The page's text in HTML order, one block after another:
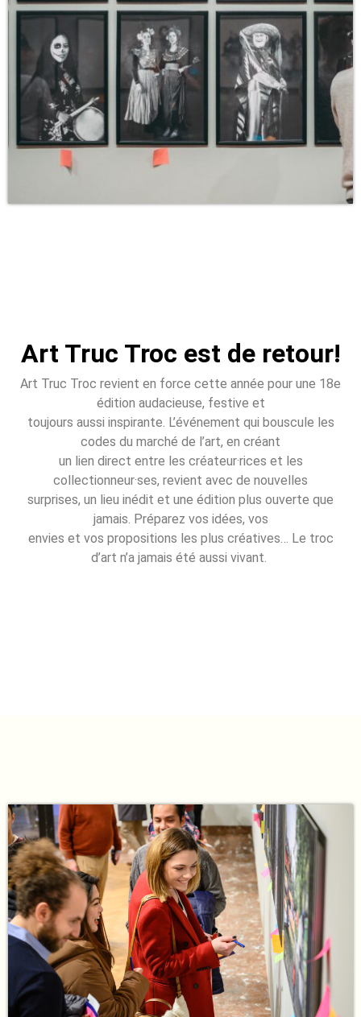
Art Truc Troc est de retour!
Art Truc Troc revient en force cette année pour une 18e
édition audacieuse, festive et
toujours aussi inspirante. L’événement qui bouscule les
codes du marché de l’art, en créant
un lien direct entre les créateur·rices et les
collectionneur·ses, revient avec de nouvelles
surprises, un lieu inédit et une édition plus ouverte que
jamais. Préparez vos idées, vos
envies et vos propositions les plus créatives… Le troc
d’art n’a jamais été aussi vivant.